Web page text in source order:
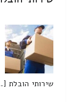
שירותי הובלת